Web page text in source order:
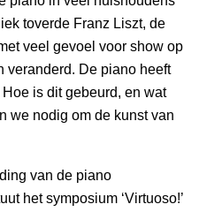
toverde Franz Liszt, de
veel gevoel voor show op
veranderd. De piano heeft
is dit gebeurd, en wat
we nodig om de kunst van
van de piano
het symposium ‘Virtuoso!’